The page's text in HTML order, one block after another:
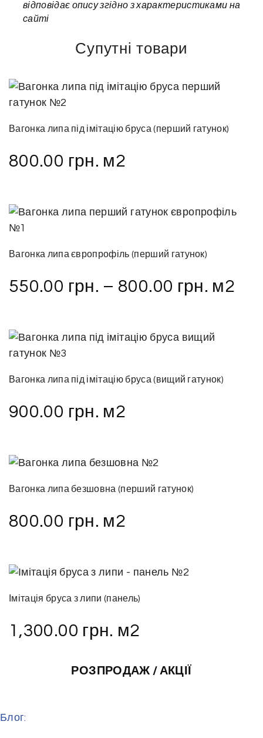
відповідає опису згідно з характеристиками на
сайті
Супутні товари
Вагонка липа під імітацію бруса (перший гатунок)
800.00 грн. м2
Вагонка липа європрофіль (перший гатунок)
550.00 грн. – 800.00 грн. м2
Вагонка липа під імітацію бруса (вищий гатунок)
900.00 грн. м2
Вагонка липа безшовна (перший гатунок)
800.00 грн. м2
Імітація бруса з липи (панель)
1,300.00 грн. м2
РОЗПРОДАЖ / АКЦІЇ
Блог: